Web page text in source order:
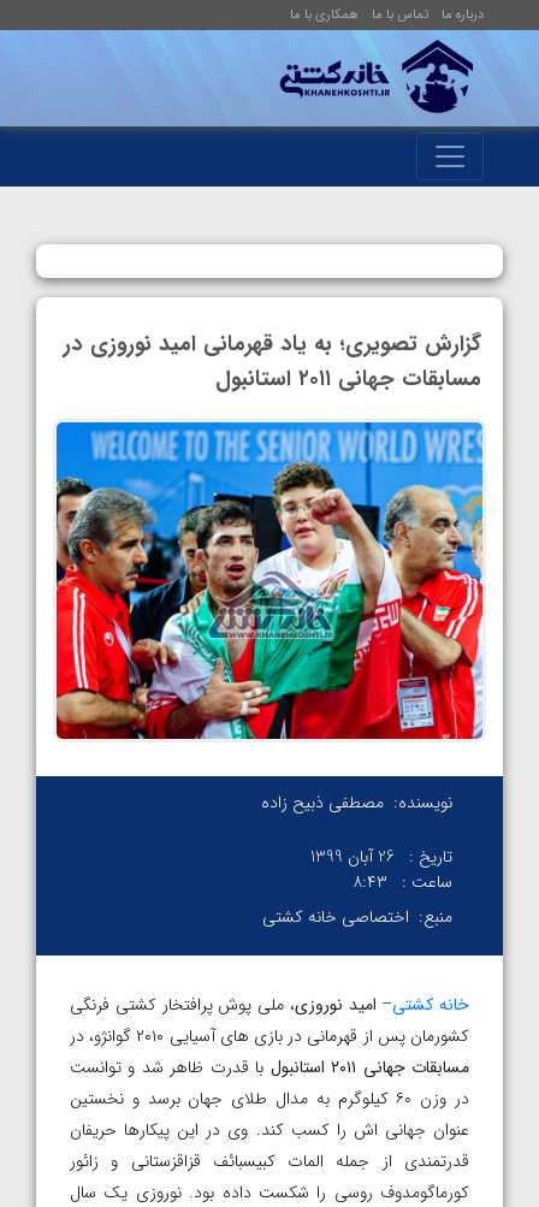
درباره ما تماس با ما همکاری با ما
گزارش تصویری؛ به یاد قهرمانی امید نوروزی در
مسابقات جهانی ۲۰۱۱ استانبول
نویسنده: مصطفی ذبیح زاده
تاریخ :
26 آبان 1399
ساعت :
۸:۴۳
منبع: اختصاصی خانه کشتی
خانه کشتی– امید نوروزی، ملی پوش پرافتخار کشتی فرنگی
کشورمان پس از قهرمانی در بازی های آسیایی ۲۰۱۰ گوانژو، در
مسابقات جهانی ۲۰۱۱ استانبول
با قدرت ظاهر شد و توانست
در وزن ۶۰ کیلوگرم به مدال طلای جهان برسد و نخستین
عنوان جهانی اش را کسب کند. وی در این پیکارها حریفان
قدرتمندی از جمله المات کبیسبائف قزاقزستانی و زائور
کورماگومدوف روسی را شکست داده بود. نوروزی یک سال